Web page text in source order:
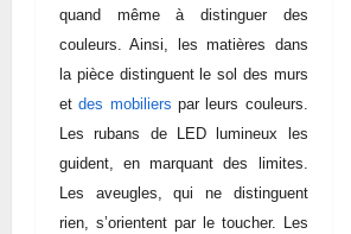
quand même à distinguer des
couleurs. Ainsi, les matières dans
la pièce distinguent le sol des murs
etdes mobiliers parleurs couleurs.
Les rubans de LED lumineux les
guident, en marquant des limites.
Les aveugles, qui ne distinguent
rien, s’orientent par le toucher. Les